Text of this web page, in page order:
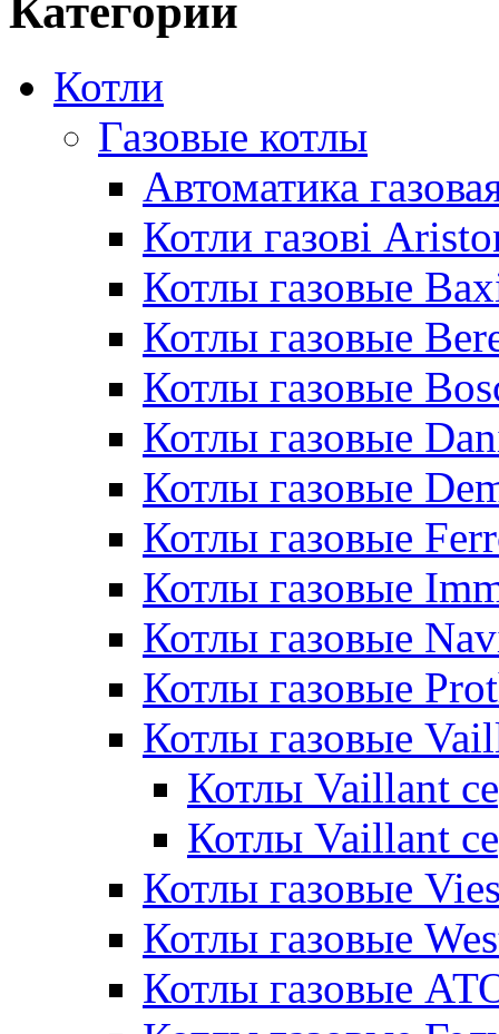
Категории
Котли
Газовые котлы
Автоматика
Котли газові
Котлы газовые
Котлы газовые
Котлы газовые
Котлы газовые
Котлы газовые
Котлы газовые
Котлы газовые
Котлы газовые
Котлы газовые
Котлы газовые
Котлы Vaillant
Котлы Vaillant
Котлы газовые
Котлы газовые
Котлы газовые